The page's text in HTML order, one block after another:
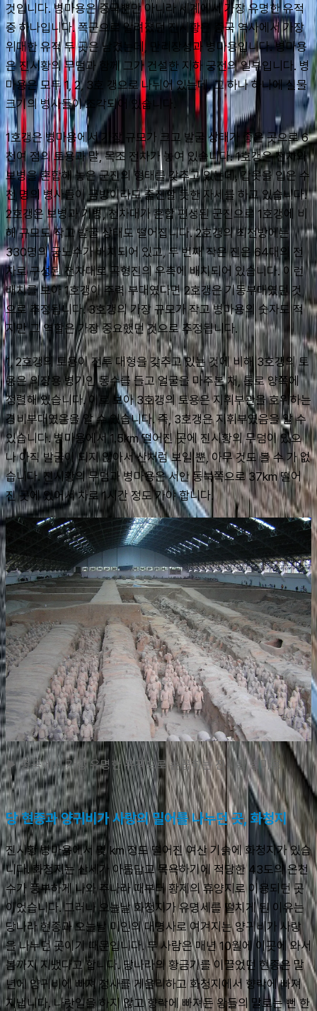
것입니다. 병마용은 중국뿐만 아니라 세계에서 가장 유명한 유적
중 하나입니다. 폭군으로 알려졌던 진시황은 중국 역사에서 가장
위대한 유적 두 곳은 남겼는데, 만리장성과 병마용입니다. 병마용
은 진시황의 무덤과 함께 그가 건설한 지하 궁전의 일부입니다. 병
마용은 모두 1, 2, 3호 갱으로 나뉘어 있는데, 그 하나 하나에 실물
크기의 병사들이 조각되어 있습니다.
1호갱은 병마용에서 가장 규모가 크고 발굴 상태가 좋은 곳으로 6
천여 점의 토용과 말, 목조 전차가 놓여 있습니다. 1호갱은 전차와
보병을 혼합해 놓은 군진의 형태를 갖추고 있는데, 갑옷을 입은 수
천 명의 병사들이 금방이라도 출진할 듯한 자세를 하고 있습니다.
2호갱은 보병과 기병, 천차대가 혼합 편성된 군진으로 1호갱에 비
해 규모도 작고 발굴 상태도 떨어집니다. 2호갱의 최전방에는
330명의 궁노수가 배치되어 있고, 두 번째 작은 진은 64대의 전
차로 구성된 전차대로 곡형진의 우측에 배치되어 있습니다. 이런
배치를 보아 1호갱이 주력 부대였다면 2호갱은 기동부대였던 것
으로 추정됩니다. 3호갱의 가장 규모가 작고 병마용의 숫자도 적
지만 그 역할은 가장 중요했던 것으로 추정됩니다.
1, 2호갱의 토용이 전투 대형을 갖추고 있는 것에 비해 3호갱의 토
용은 의장용 병기인 동수를 들고 얼굴을 마주본 채, 통로 양쪽에
정렬해 있습니다. 이로 보아 3호갱의 토용은 지휘부관을 호위하는
경비부대였음을 알 수 있습니다. 즉, 3호갱은 지휘부였음을 알 수
있습니다. 병마용에서 1.5km 떨어진 곳에 진시황의 무덤이 있으
나 아직 발굴이 되지 않아서 산처럼 보일 뿐, 아무 것도 볼 수 가 없
습니다. 진시황의 무덤과 병마용은 서안 동북쪽으로 37km 떨어
진 곳에 있어서 차로 1시간 정도 가야 합니다.
▶ 중국에서 가장 유명한 유적으로 손꼽히는 진시황 병마용
당 현종과 양귀비가 사랑의 밀어를 나누던 곳, 화청지
진시황 병마용에서 몇 km 정도 떨어진 여산 기슭에 화청지가 있습
니다. 화청지는 산세가 아름답고 목욕하기에 적당한 43도의 온천
수가 풍부하게 나와 주나라 때부터 황제의 휴양지로 이용되던 곳
이었습니다. 그러나 오늘날 화청지가 유명세를 떨치게 된 이유는
당나라 현종과 오늘날 미인의 대명사로 여겨지는 양귀비가 사랑
을 나누던 곳이기 때문입니다. 두 사람은 매년 10월에 이곳에 와서
봄까지 지냈다고 합니다. 당나라의 황금기를 이끌었던 현종은 말
년에 양귀비에 빠져 정사를 게을리하고 화청지에서 향락에 빠져
지냅니다. 나랏일을 하지 않고 향락에 빠져든 왕들의 말로는 뻔 한